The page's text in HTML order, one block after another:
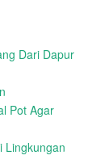
Dari Dapur
Pot Agar
Lingkungan